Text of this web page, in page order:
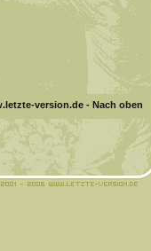
version.de- Nach oben